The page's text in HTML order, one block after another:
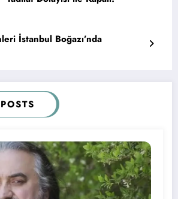
İstanbul Boğazı’nda